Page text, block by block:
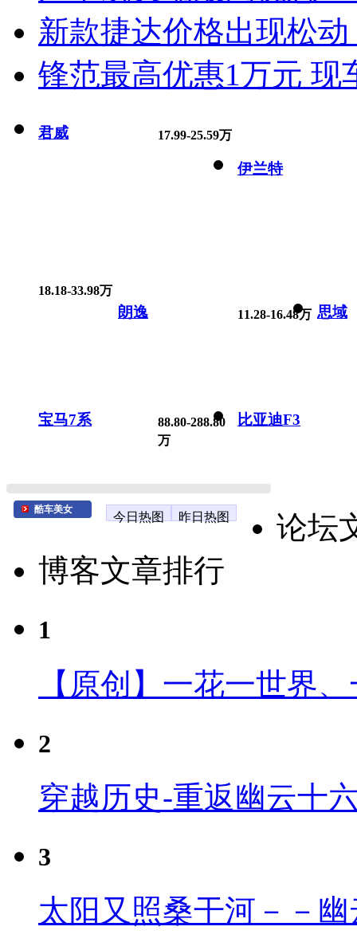
新款捷达价格出现松
锋范最高优惠1万元 现
君威 17.99-25.59万
伊兰特
18.18-33.98万
朗逸 11.28-16.48万 思域
宝马7系
88.80-288.80
万
比亚迪F3
酷车美女
今日热图 昨日热图
论坛
博客文章排行
1
【原创】一花一世界
2
穿越历史-重返幽云十
3
太阳又照桑干河－－